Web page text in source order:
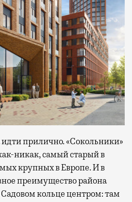
прилично. «Сокольники»
никак, самый старый в
крупных в Европе. И в
преимущество района
кольце центром: там